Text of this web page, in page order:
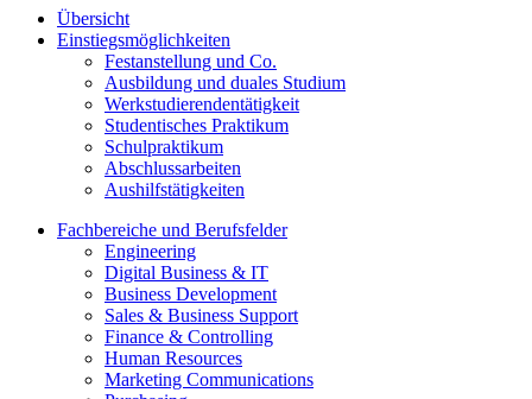
Übersicht
Einstiegsmöglichkeiten
Festanstellung und Co.
Ausbildung und duales Studium
Werkstudierendentätigkeit
Studentisches Praktikum
Schulpraktikum
Abschlussarbeiten
Aushilfstätigkeiten
Fachbereiche und Berufsfelder
Engineering
Digital Business & IT
Business Development
Sales & Business Support
Finance & Controlling
Human Resources
Marketing Communications